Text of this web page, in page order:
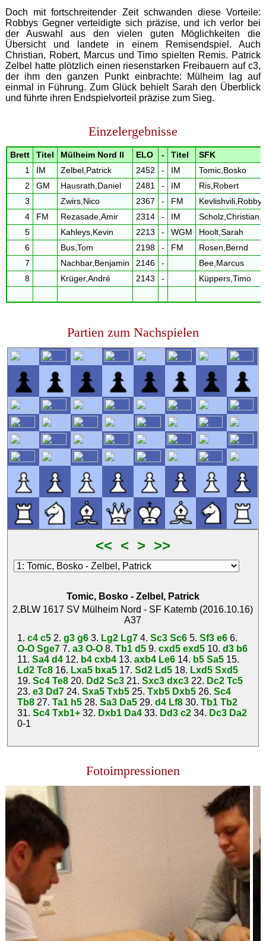
Doch mit fortschreitender Zeit schwanden diese Vorteile:
Robbys Gegner verteidigte sich präzise, und ich verlor bei
der Auswahl aus den vielen guten Möglichkeiten die
Übersicht und landete in einem Remisendspiel. Auch
Christian, Robert, Marcus und Timo spielten Remis. Patrick
Zelbel hatte plötzlich einen riesenstarken Freibauern auf c3,
der ihm den ganzen Punkt einbrachte: Mülheim lag auf
einmal in Führung. Zum Glück behielt Sarah den Überblick
und führte ihren Endspielvorteil präzise zum Sieg.
Einzelergebnisse
Brett Titel Mülheim Nord II ELO - Titel
SFK
1
IM Zelbel,Patrick 2452 - IM
Tomic,Bosko
2
GM Hausrath,Daniel 2481 - IM
Ris,Robert
3
Zwirs,Nico 2367 - FM
Kevlishvili,Robby
4
FM Rezasade,Amir 2314 - IM
5
Kahleys,Kevin 2213 - WGM
Hoolt,Sarah
6
Bus,Tom 2198 - FM
Rosen,Bernd
7
Nachbar,Benjamin 2146 -
Bee,Marcus
8
Krüger,André 2143 - Küppers,Timo
Partien zum Nachspielen
<< < > >>
Tomic, Bosko- Zelbel, Patrick
2.BLW 1617 SV Mülheim Nord - SF Katernb (2016.10.16)
A37
1.c4 c5 2.g3 g6 3. Lg2 Lg7 4.Sc3 Sc6 5.Sf3 e6 6.
O-O Sge7 7.a3 O-O 8.Tb1 d5 9.cxd5 exd5 10.d3 b6
11.Sa4 d4 12. b4 cxb4 13.axb4 Le6 14. b5 Sa5 15.
Ld2 Tc8 16. Lxa5 bxa5 17.Sd2 Ld5 18. Lxd5 Sxd5
19.Sc4 Te8 20. Dd2 Sc3 21.Sxc3 dxc3 22. Dc2 Tc5
23.e3 Dd7 24.Sxa5 Txb5 25.Txb5 Dxb5 26.Sc4
Tb8 27.Ta1 h5 28.Sa3 Da5 29.d4 Lf8 30.Tb1 Tb2
31.Sc4 Txb1+ 32. Dxb1 Da4 33. Dd3 c2 34. Dc3 Da2
0-1
Fotoimpressionen